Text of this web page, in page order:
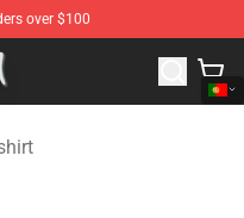
over $100
Shop